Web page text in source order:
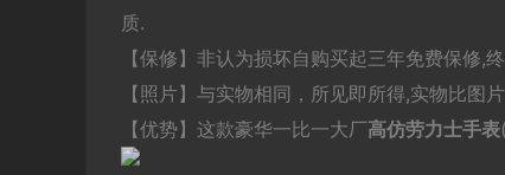
质.
【保修】非认为损坏自购买起三年免费保修,
【照片】与实物相同，所见即所得,实物比图
【优势】这款豪华一比一大厂高仿劳力士手表